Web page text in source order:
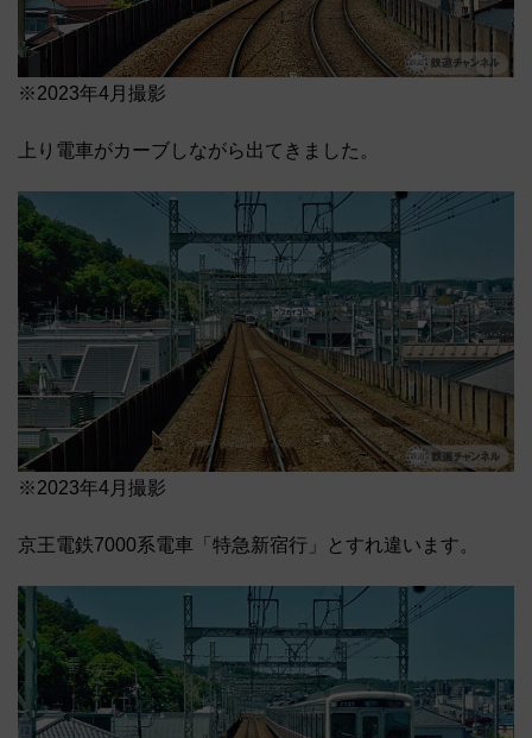
※2023年4月撮影
上り電車がカーブしながら出てきました。
※2023年4月撮影
京王電鉄7000系電車「特急新宿行」とすれ違います。